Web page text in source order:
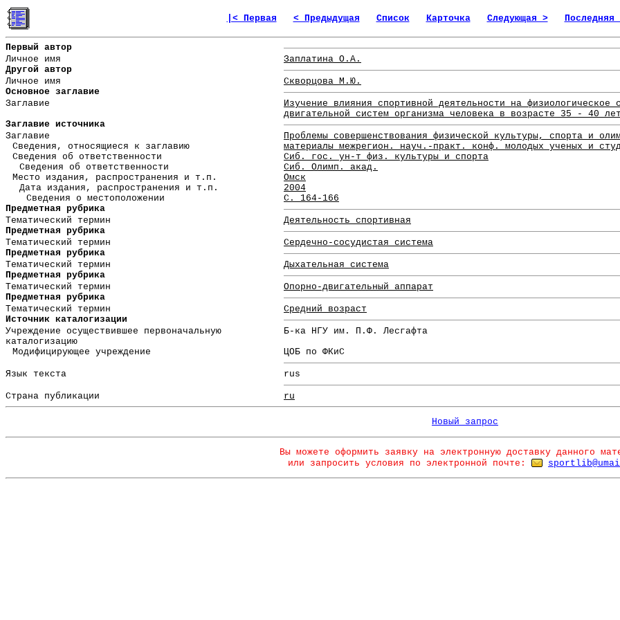
|< Первая < Предыдущая Список Карточка Следующая > Последняя
Первый автор
Личное имя
Заплатина О.А.
Другой автор
Личное имя
Скворцова М.Ю.
Основное заглавие
Заглавие
Изучение влияния спортивной деятельности на
двигательной систем организма человека в возрасте 35 - 40 лет
Заглавие источника
Заглавие
Проблемы совершенствования физической культуры, спорта и
Сведения, относящиеся к заглавию
материалы межрегион. науч.-практ. конф. молодых ученых и
Сведения об ответственности
Сиб. гос. ун-т физ. культуры и спорта
Сведения об ответственности
Сиб. Олимп. акад.
Место издания, распространения и т.п.
Омск
Дата издания, распространения и т.п.
2004
Сведения о местоположении
С. 164-166
Предметная рубрика
Тематический термин
Деятельность спортивная
Предметная рубрика
Тематический термин
Сердечно-сосудистая система
Предметная рубрика
Тематический термин
Дыхательная система
Предметная рубрика
Тематический термин
Опорно-двигательный аппарат
Предметная рубрика
Тематический термин
Средний возраст
Источник каталогизации
Учреждение осуществившее первоначальную
каталогизацию
Б-ка НГУ им. П.Ф. Лесгафта
Модифицирующее учреждение
ЦОБ по ФКиС
Язык текста rus
Страна публикации ru
Новый запрос
Вы можете оформить заявку на электронную доставку данного
или запросить условия по электронной почте: